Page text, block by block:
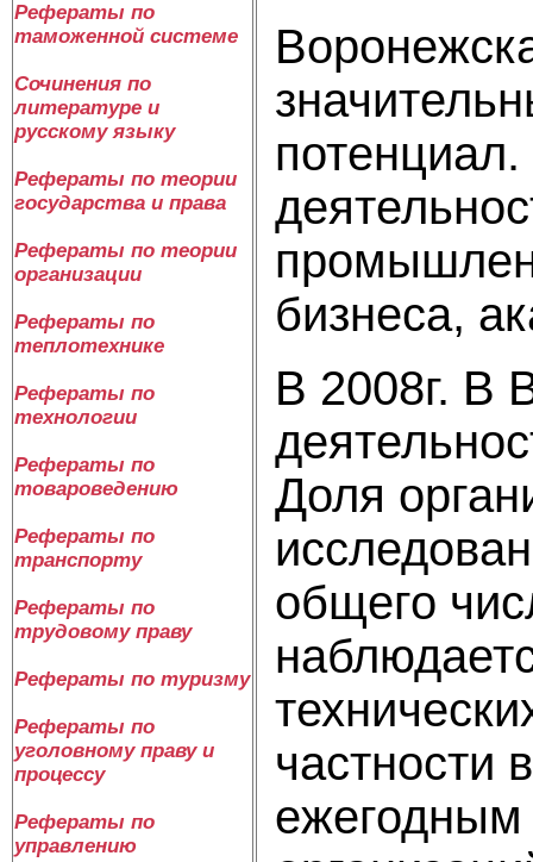
Рефераты по
таможенной системе
Сочинения по
литературе и
русскому языку
Рефераты по теории
государства и права
Рефераты по теории
организации
Рефераты по
теплотехнике
Рефераты по
технологии
Рефераты по
товароведению
Рефераты по
транспорту
Рефераты по
трудовому праву
Рефераты по туризму
Рефераты по
уголовному праву и
процессу
Рефераты по
управлению
бизнеса,
В 2008г. В
Доля
общего
частности